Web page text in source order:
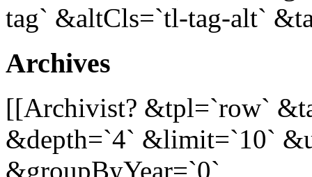
tag` &altCls=`tl-tag-alt`
Archives
[[Archivist? &tpl=`row`
&depth=`4` &limit=`10`
&groupByYear=`0`